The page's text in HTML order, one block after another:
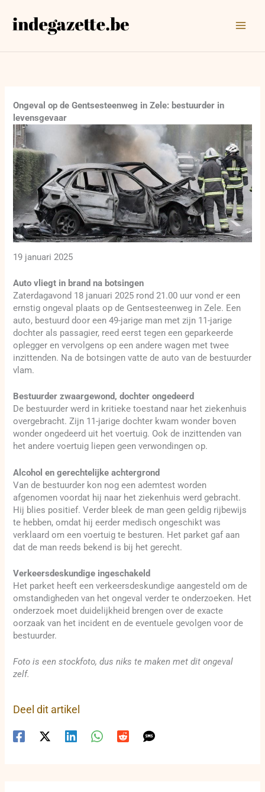
naar
Ongeval op de Gentsesteenweg in Zele: bestuurder in
levensgevaar
19 januari 2025
Auto vliegt in brand na botsingen
Zaterdagavond 18 januari 2025 rond 21.00 uur vond er een
ernstig ongeval plaats op de Gentsesteenweg in Zele. Een
auto, bestuurd door een 49-jarige man met zijn 11-jarige
dochter als passagier, reed eerst tegen een geparkeerde
oplegger en vervolgens op een andere wagen met twee
inzittenden. Na de botsingen vatte de auto van de bestuurder
vlam.
Bestuurder zwaargewond, dochter ongedeerd
De bestuurder werd in kritieke toestand naar het ziekenhuis
overgebracht. Zijn 11-jarige dochter kwam wonder boven
wonder ongedeerd uit het voertuig. Ook de inzittenden van
het andere voertuig liepen geen verwondingen op.
Alcohol en gerechtelijke achtergrond
Van de bestuurder kon nog een ademtest worden
afgenomen voordat hij naar het ziekenhuis werd gebracht.
Hij blies positief. Verder bleek de man geen geldig rijbewijs
te hebben, omdat hij eerder medisch ongeschikt was
verklaard om een voertuig te besturen. Het parket gaf aan
dat de man reeds bekend is bij het gerecht.
Verkeersdeskundige ingeschakeld
Het parket heeft een verkeersdeskundige aangesteld om de
omstandigheden van het ongeval verder te onderzoeken. Het
onderzoek moet duidelijkheid brengen over de exacte
oorzaak van het incident en de eventuele gevolgen voor de
bestuurder.
Foto is een stockfoto, dus niks te maken met dit ongeval
zelf.
Deel dit artikel